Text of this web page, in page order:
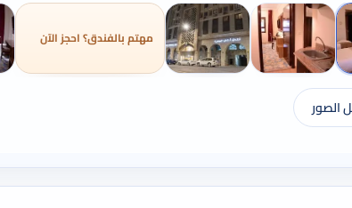
مهتم بالفندق؟ احجز الآن
الصور